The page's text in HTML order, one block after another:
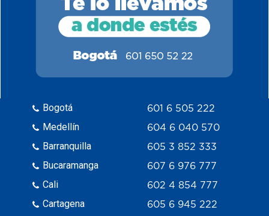
Bogotá
Medellín
Barranquilla
Bucaramanga
Cali
Cartagena
601 6 505 222
604 6 040 570
605 3 852 333
607 6 976 777
602 4 854 777
605 6 945 222